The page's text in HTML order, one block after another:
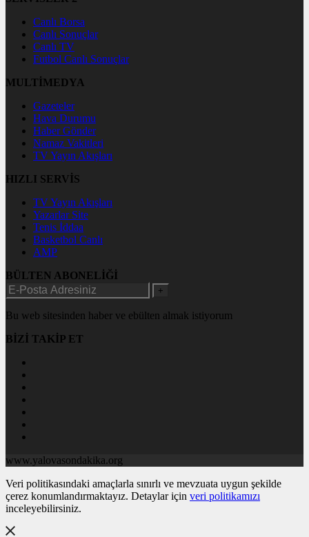
Canlı Borsa
Canlı Sonuçlar
Canlı TV
Futbol Canlı Sonuçlar
MULTİMEDYA
Gazeteler
Hava Durumu
Haber Gönder
Namaz Vakitleri
TV Yayın Akışları
HIZLI SERVİS
TV Yayın Akışları
Yazarlar Site
Tenis İddaa
Basketbol Canlı
AMP
BÜLTEN ABONELİĞİ
+
Bu web sitesinden haber ve ebülten almak istiyorum
BİZİ TAKİP ET
www.yalovasondakika.org
Veri politikasındaki amaçlarla sınırlı ve mevzuata uygun şekilde
çerez konumlandırmaktayız. Detaylar için veri politikamızı
inceleyebilirsiniz.